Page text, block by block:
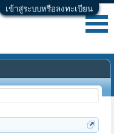
เข้าสู่ระบบหรือลงทะเบียน